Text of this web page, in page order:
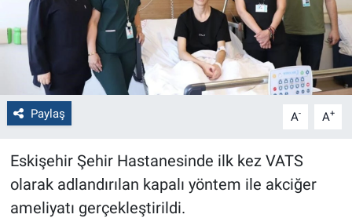
Paylaş A- A+
Eskişehir Şehir Hastanesinde ilk kez VATS
olarak adlandırılan kapalı yöntem ile akciğer
ameliyatı gerçekleştirildi.
Kütahya
Genel
Çevre
Yerel
Magazin